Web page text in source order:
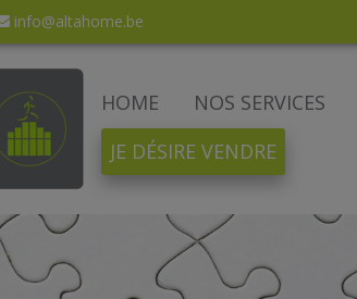
info@altahome.be
HOME NOS SERVICES
JE DÉSIRE VENDRE